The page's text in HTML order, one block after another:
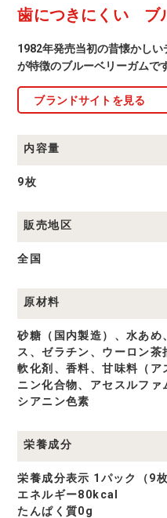
ガ
品
一
歯につきにくい ブ
1982年発売当初の昔懐かし
が特徴のブルーベリーガムで
ブランドサイトを見る
内容量
9枚
販売地区
全国
原材料
砂糖（国内製造）、水あ
ス、ゼラチン、ウーロン茶
軟化剤、香料、甘味料（
ニン化合物、アセスルファ
シアニン色素
栄養成分
栄養成分表示 1パック（9
エネルギー80kcal
たんぱく質0g